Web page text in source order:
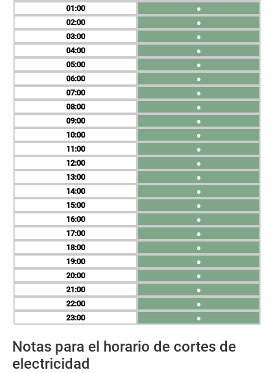
01
02
03
04
05
06
07
08
09
10
11
12
13
14
15
16
17
18
19
20
21
22
23
●
●
●
●
●
●
●
●
●
●
●
●
●
●
●
●
●
●
●
●
●
●
●
Notas para el horario de cortes de
electricidad